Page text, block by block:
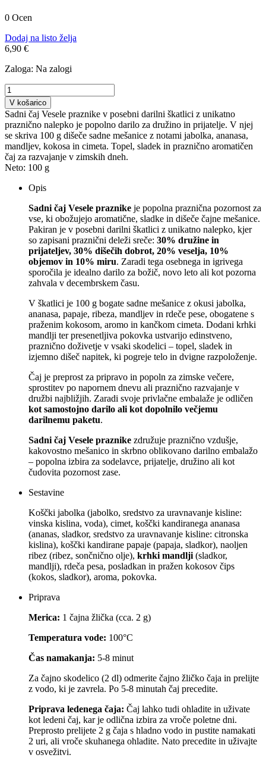
0 Ocen
Dodaj na listo želja
6,90 €
Zaloga: Na zalogi
V košarico
Sadni čaj Vesele praznike v posebni darilni škatlici z unikatno
praznično nalepko je popolno darilo za družino in prijatelje. V njej
se skriva 100 g dišeče sadne mešanice z notami jabolka, ananasa,
mandljev, kokosa in cimeta. Topel, sladek in praznično aromatičen
čaj za razvajanje v zimskih dneh.
Neto: 100 g
Opis
Sadni čaj Vesele praznike je popolna praznična pozornost za
vse, ki obožujejo aromatične, sladke in dišeče čajne mešanice.
Pakiran je v posebni darilni škatlici z unikatno nalepko, kjer
so zapisani praznični deleži sreče: 30% družine in
prijateljev, 30% dišečih dobrot, 20% veselja, 10%
objemov in 10% miru. Zaradi tega osebnega in igrivega
sporočila je idealno darilo za božič, novo leto ali kot pozorna
zahvala v decembrskem času.
V škatlici je 100 g bogate sadne mešanice z okusi jabolka,
ananasa, papaje, ribeza, mandljev in rdeče pese, obogatene s
praženim kokosom, aromo in kančkom cimeta. Dodani krhki
mandlji ter presenetljiva pokovka ustvarijo edinstveno,
praznično doživetje v vsaki skodelici – topel, sladek in
izjemno dišeč napitek, ki pogreje telo in dvigne razpoloženje.
Čaj je preprost za pripravo in popoln za zimske večere,
sprostitev po napornem dnevu ali praznično razvajanje v
družbi najbližjih. Zaradi svoje privlačne embalaže je odličen
kot samostojno darilo ali kot dopolnilo večjemu
darilnemu paketu.
Sadni čaj Vesele praznike združuje praznično vzdušje,
kakovostno mešanico in skrbno oblikovano darilno embalažo
– popolna izbira za sodelavce, prijatelje, družino ali kot
čudovita pozornost zase.
Sestavine
Koščki jabolka (jabolko, sredstvo za uravnavanje kisline:
vinska kislina, voda), cimet, koščki kandiranega ananasa
(ananas, sladkor, sredstvo za uravnavanje kisline: citronska
kislina), koščki kandirane papaje (papaja, sladkor), naoljen
ribez (ribez, sončnično olje), krhki mandlji (sladkor,
mandlji), rdeča pesa, posladkan in pražen kokosov čips
(kokos, sladkor), aroma, pokovka.
Priprava
Merica: 1 čajna žlička (cca. 2 g)
Temperatura vode: 100°C
Čas namakanja: 5-8 minut
Za čajno skodelico (2 dl) odmerite čajno žličko čaja in prelijte
z vodo, ki je zavrela. Po 5-8 minutah čaj precedite.
Priprava ledenega čaja: Čaj lahko tudi ohladite in uživate
kot ledeni čaj, kar je odlična izbira za vroče poletne dni.
Preprosto prelijete 2 g čaja s hladno vodo in pustite namakati
2 uri, ali vroče skuhanega ohladite. Nato precedite in uživajte
v osvežitvi.